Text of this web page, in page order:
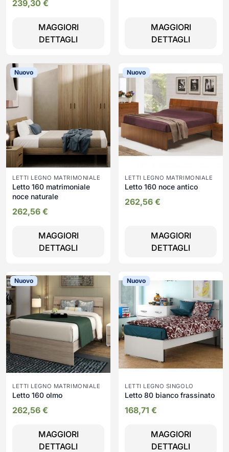
239,30 €
MAGGIORI
DETTAGLI
MAGGIORI
DETTAGLI
Nuovo
LETTI LEGNO MATRIMONIALE
Letto 160 matrimoniale
noce naturale
262,56 €
MAGGIORI
DETTAGLI
Nuovo
LETTI LEGNO MATRIMONIALE
Letto 160 noce antico
262,56 €
MAGGIORI
DETTAGLI
Nuovo
LETTI LEGNO MATRIMONIALE
Letto 160 olmo
262,56 €
MAGGIORI
DETTAGLI
Nuovo
LETTI LEGNO SINGOLO
Letto 80 bianco frassinato
168,71 €
MAGGIORI
DETTAGLI